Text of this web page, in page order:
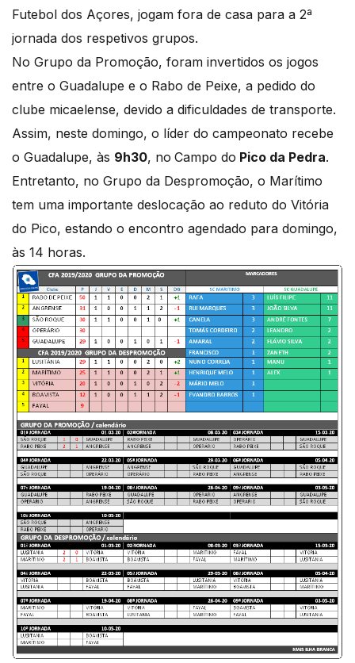
Futebol dos Açores, jogam fora de casa para a 2ª
jornada dos respetivos grupos.
No Grupo da Promoção, foram invertidos os jogos
entre o Guadalupe e o Rabo de Peixe, a pedido do
clube micaelense, devido a dificuldades de transporte.
Assim, neste domingo, o líder do campeonato recebe
o Guadalupe, às 9h30, no Campo do Pico da Pedra.
Entretanto, no Grupo da Despromoção, o Marítimo
tem uma importante deslocação ao reduto do Vitória
do Pico, estando o encontro agendado para domingo,
às 14 horas.